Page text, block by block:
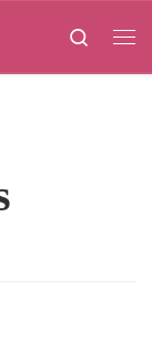
Search